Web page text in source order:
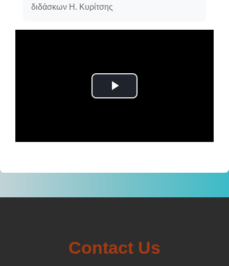
διδάσκων Η. Κυρίτσης
Αναπαραγωγή
Contact Us